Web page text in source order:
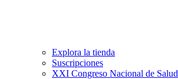
Explora la tienda
Suscripciones
XXI Congreso Nacional de Salud